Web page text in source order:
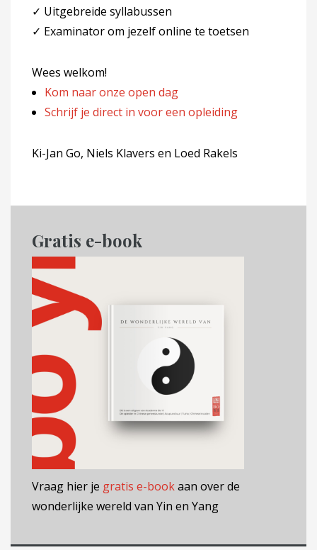
✓ Uitgebreide syllabussen
✓ Examinator om jezelf online te toetsen
Wees welkom!
Kom naar onze open dag
Schrijf je direct in voor een opleiding
Ki-Jan Go, Niels Klavers en Loed Rakels
Gratis e-book
Vraag hier je gratis e-bookaan over de
wonderlijke wereld van Yin en Yang